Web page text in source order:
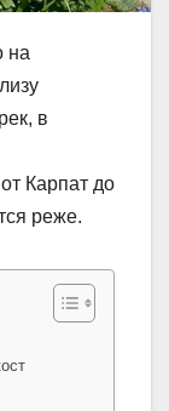
на
в
Карпат до
реже.